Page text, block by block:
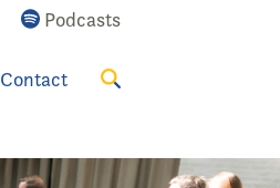
Podcasts
Contact